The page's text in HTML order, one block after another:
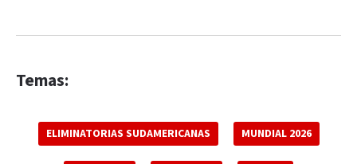
Temas:
ELIMINATORIAS SUDAMERICANAS MUNDIAL 2026